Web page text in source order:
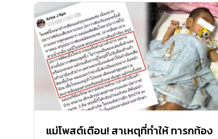
แม่โพสต์เตือน! สาเหตุที่ทำให้ ทารกท้อง